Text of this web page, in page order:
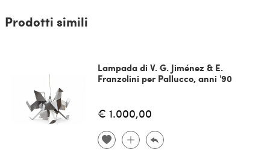
Prodotti simili
Lampada di V. G. Jiménez & E.
Franzolini per Pallucco, anni '90
€ 1.000,00